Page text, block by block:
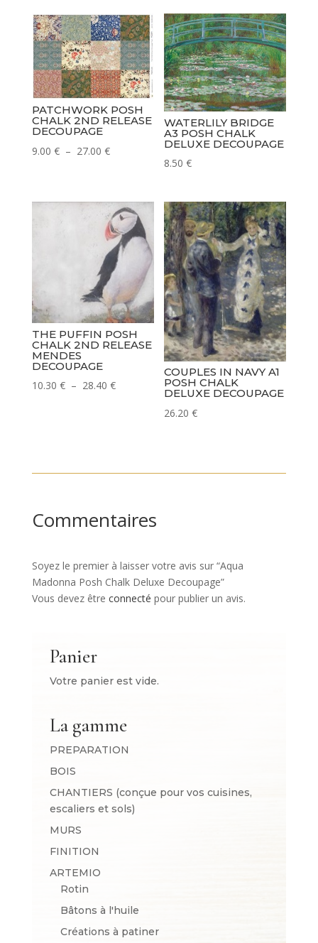
PATCHWORK POSH
CHALK 2ND RELEASE
DECOUPAGE
9.00 € – 27.00 €Plage
9.00 €
à
27.00 €
WATERLILY BRIDGE
A3 POSH CHALK
DELUXE DECOUPAGE
8.50€
THE PUFFIN POSH
CHALK 2ND RELEASE
MENDES
DECOUPAGE
10.30 € – 28.40 €Plage
28.40 €
COUPLES IN NAVY A1
POSH CHALK
DELUXE DECOUPAGE
26.20€
Commentaires
Soyez le premier à laisser votre avis sur “Aqua
Madonna Posh Chalk Deluxe Decoupage”
Vous devez être connecté pour publier un avis.
Panier
Votre panier est vide.
La gamme
PREPARATION
BOIS
CHANTIERS (conçue pour vos cuisines,
escaliers et sols)
MURS
FINITION
ARTEMIO
Rotin
Bâtons à l'huile
Créations à patiner